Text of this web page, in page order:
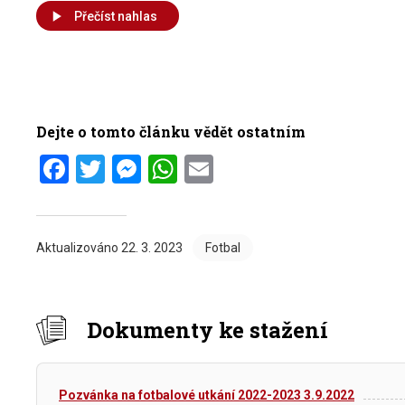
Přečíst nahlas
Dejte o tomto článku vědět ostatním
Facebook
Twitter
Messenger
WhatsApp
Aktualizováno 22. 3. 2023 Fotbal
Dokumenty ke stažení
Pozvánka na fotbalové utkání 2022-2023 3.9.2022